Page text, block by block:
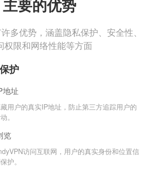
主要的优势
多优势，涵盖隐私保护、安全性、
权限和网络性能等方面
护
地址
用户的真实IP地址，防止第三方追踪用户的
。
览
访问互联网，用户的真实身份和位置信
护。